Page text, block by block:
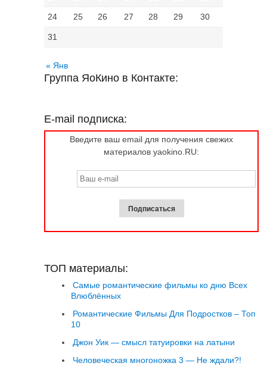
24 25 26 27 28 29 30
31
« Янв
Группа ЯоКино в Контакте:
E-mail подписка:
Введите ваш email для получения свежих
материалов yaokino.RU:
ТОП материалы:
Самые романтические фильмы ко дню Всех
Влюблённых
Романтические Фильмы Для Подростков – Топ
10
Джон Уик — смысл татуировки на латыни
Человеческая многоножка 3 — Не ждали?!